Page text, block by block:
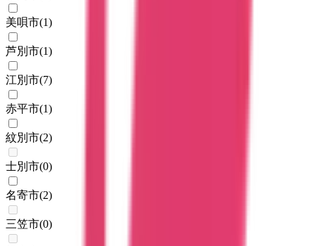
美唄市(1)
芦別市(1)
江別市(7)
赤平市(1)
紋別市(2)
士別市(0)
名寄市(2)
三笠市(0)